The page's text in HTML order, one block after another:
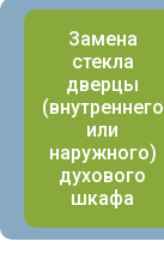
Замена
стекла
дверцы
(внутреннего
или
наружного)
духового
шкафа